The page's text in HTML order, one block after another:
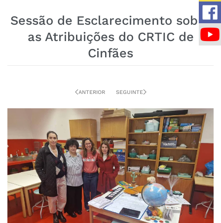
Sessão de Esclarecimento sobre
as Atribuições do CRTIC de
Cinfães
ANTERIOR SEGUINTE